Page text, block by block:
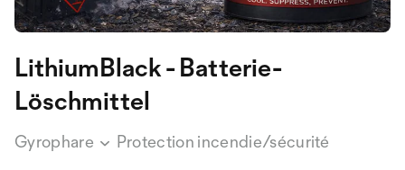
LithiumBlack - Batterie-
Löschmittel
Gyrophare Protection incendie/sécurité